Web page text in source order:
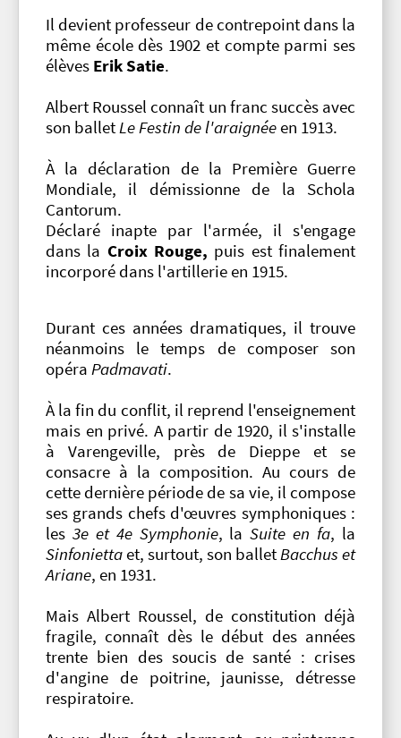
Il devient professeur de contrepoint dans la
même école dès 1902 et compte parmi ses
élèves Erik Satie.
Albert Roussel connaît un franc succès avec
son balletLe Festin de l'araignéeen 1913.
À la déclaration de la Première Guerre
Mondiale, il démissionne de la Schola
Cantorum.
Déclaré inapte par l'armée, il s'engage
dans la Croix Rouge, puis est finalement
incorporé dans l'artillerie en 1915.
Durant ces années dramatiques, il trouve
néanmoins le temps de composer son
opéra Padmavati.
À la fin du conflit, il reprend l'enseignement
mais en privé. A partir de 1920, il s'installe
à Varengeville, près de Dieppe et se
consacre à la composition. Au cours de
cette dernière période de sa vie, il compose
ses grands chefs d'œuvres symphoniques :
les 3e et 4e Symphonie, laSuite en fa, la
Sinfoniettaet, surtout, son balletBacchus et
Ariane, en 1931.
Mais Albert Roussel, de constitution déjà
fragile, connaît dès le début des années
trente bien des soucis de santé : crises
d'angine de poitrine, jaunisse, détresse
respiratoire.